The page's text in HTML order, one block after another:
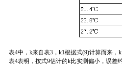
表4中，k来自表3，k1根据式(9)计算而来，
表4表明，按式9估计的k比实测偏小，误差约